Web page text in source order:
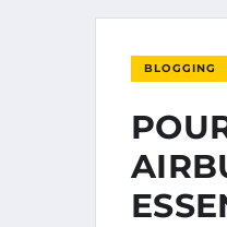
BLOGGING